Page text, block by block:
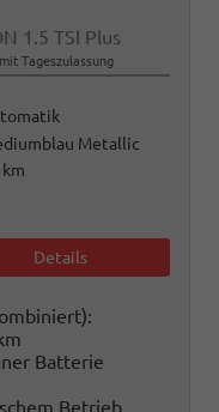
1.5 TSI Plus
Tageszulassung
Metallic
Details
Batterie
Betrieb